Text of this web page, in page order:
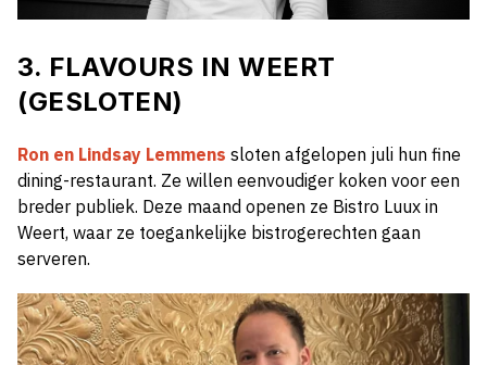
3. FLAVOURS IN WEERT
(GESLOTEN)
Ron en Lindsay Lemmens sloten afgelopen juli hun fine
dining-restaurant. Ze willen eenvoudiger koken voor een
breder publiek. Deze maand openen ze Bistro Luux in
Weert, waar ze toegankelijke bistrogerechten gaan
serveren.